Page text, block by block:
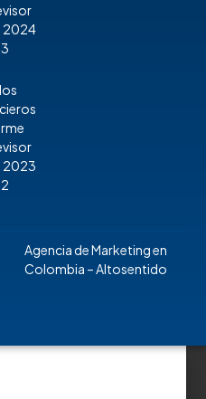
2024
2023
Agencia de Marketing en
Colombia – Altosentido